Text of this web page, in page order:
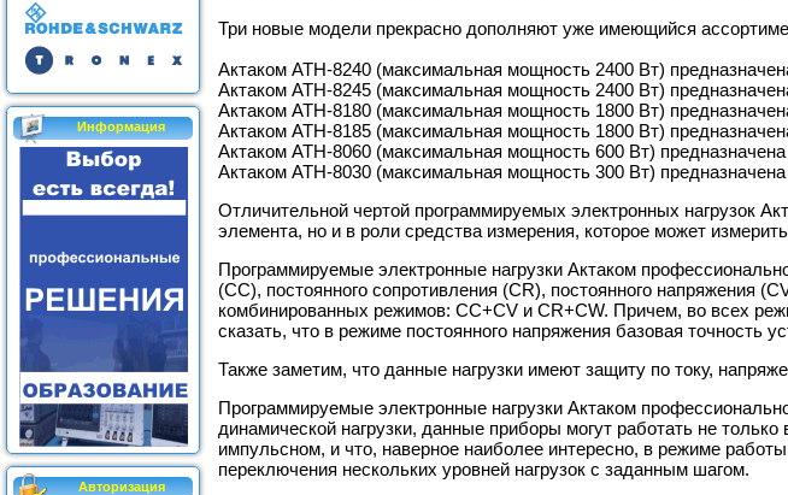
Информация
Авторизация
Три новые модели прекрасно дополняют уже имеющийся
Актаком АТН-8240 (максимальная мощность 2400 Вт)
Актаком АТН-8245 (максимальная мощность 2400 Вт)
Актаком АТН-8180 (максимальная мощность 1800 Вт)
Актаком АТН-8185 (максимальная мощность 1800 Вт)
Актаком АТН-8060 (максимальная мощность 600 Вт)
Актаком АТН-8030 (максимальная мощность 300 Вт)
Отличительной чертой программируемых электронных нагрузок
элемента, но и в роли средства измерения, которое может
Программируемые электронные нагрузки Актаком
(CC), постоянного сопротивления (CR), постоянного напряжения
комбинированных режимов: CC+CV и CR+CW. Причем, во всех
сказать, что в режиме постоянного напряжения базовая точность
Также заметим, что данные нагрузки имеют защиту по току,
Программируемые электронные нагрузки Актаком
динамической нагрузки, данные приборы могут работать не
импульсном, и что, наверное наиболее интересно, в режиме
переключения нескольких уровней нагрузок с заданным шагом.